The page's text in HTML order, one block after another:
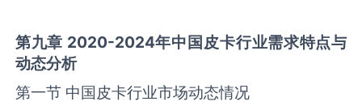
第九章 2020-2024年中国皮卡行业需求特点与
动态分析
第一节 中国‌‌皮卡‌‌‌行业市场动态情况